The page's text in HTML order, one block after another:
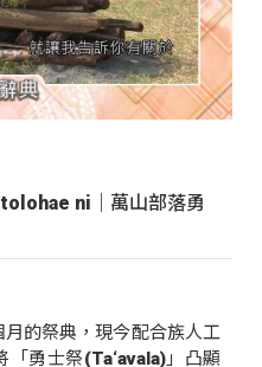
ni｜萬山部落勇
的祭典，現今配合族人工
勇士祭(Ta‘avala)」凸顯